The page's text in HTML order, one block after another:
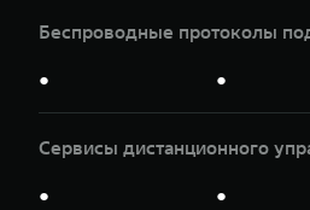
Беспроводные протоколы
● ●
Сервисы дистанционного
● ●